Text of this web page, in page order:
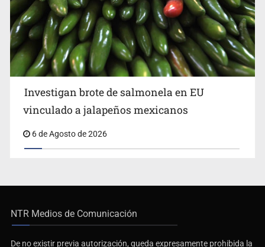
Investigan brote de salmonela en EU
vinculado a jalapeños mexicanos
6 de Agosto de 2026
NTR Medios de Comunicación
De no existir previa autorización, queda expresamente prohibida la